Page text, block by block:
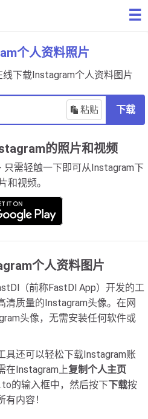
☰
个人资料照片
下载Instagram个人资料图片
粘贴 下载
的照片和视频
只需轻触一下即可从Instagram下
和视频。
个人资料图片
（前称FastDl App）开发的工
清质量的Instagram头像。在网
头像，无需安装任何软件或
具还可以轻松下载Instagram账
在Instagram上复制个人主页
的输入框中，然后按下下载按
内容！